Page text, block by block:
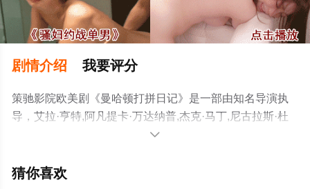
剧情介绍 我要评分
策驰影院欧美剧《曼哈顿打拼日记》是一部由知名导演执
导，艾拉·亨特,阿凡提卡·万达纳普,杰克·马丁,尼古拉斯·杜
威内,威尔·菲茨,维克多·加博,吴恬敏,格雷格·格曼,梅·洪,劳拉
斯,艾米莉亚·苏亚雷斯,斯万米·萨姆派奥,斯特拉·埃弗里特,

猜你喜欢